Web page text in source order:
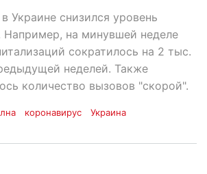
Украине снизился уровень
Например, на минувшей неделе
сократилось на 2 тыс.
неделей. Также
количество вызовов "скорой".
коронавирус Украина